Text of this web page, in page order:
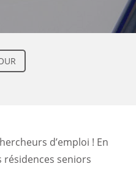
d’emploi ! En
résidences seniors